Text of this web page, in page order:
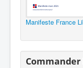
Manifeste France